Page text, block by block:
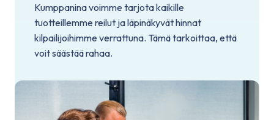
Kumppanina voimme tarjota kaikille
tuotteillemme reilut ja läpinäkyvät hinnat
kilpailijoihimme verrattuna. Tämä tarkoittaa, että
voit säästää rahaa.